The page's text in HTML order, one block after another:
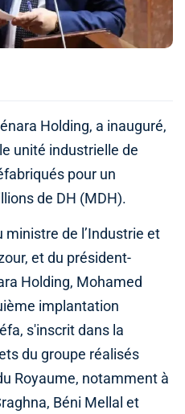
Holding, a inauguré,
unité industrielle de
pour un
de DH (MDH).
ministre de l’Industrie et
et du président-
Holding, Mohamed
implantation
s'inscrit dans la
du groupe réalisés
Royaume, notamment à
Béni Mellal et